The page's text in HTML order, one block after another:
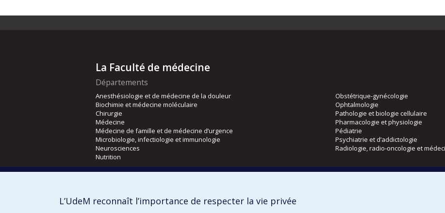
La Faculté de médecine
Départements
Anesthésiologie et de médecine de la douleur
Biochimie et médecine moléculaire
Chirurgie
Médecine
Médecine de famille et de médecine d’urgence
Microbiologie, infectiologie et immunologie
Neurosciences
Nutrition
Obstétrique-gynécologie
Ophtalmologie
Pathologie et biologie cellulaire
Pharmacologie et physiologie
Pédiatrie
Psychiatrie et d’addictologie
Radiologie, radio-oncologie et
Orthophonie et audiologie
L’UdeM reconnaît l’importance de respecter la vie privée